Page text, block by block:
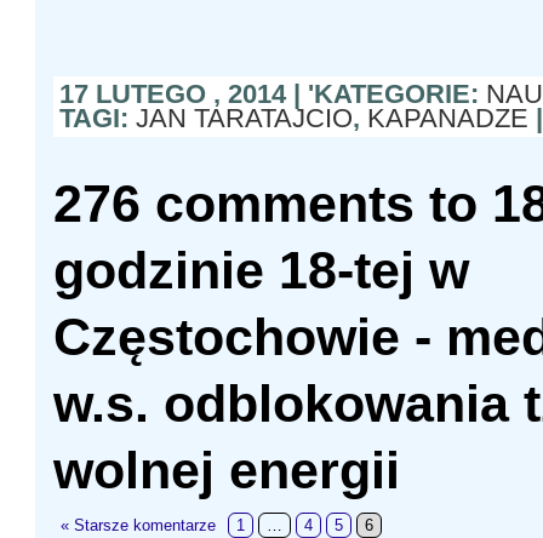
17 LUTEGO , 2014 | 'KATEGORIE:
TAGI:JAN TARATAJCIO, KAPANADZE
276 comments to
godzinie 18-tej w
Częstochowie -
w.s. odblokowania
wolnej energii
« Starsze komentarze 1 … 4 5 6